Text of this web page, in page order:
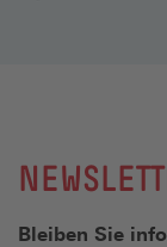
Bleiben Sie